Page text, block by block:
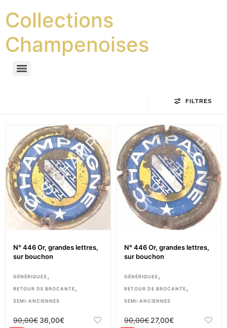
Collections
Champenoises
FILTRES
N° 446 Or, grandes lettres,
sur bouchon
GÉNÉRIQUES,
RETOUR DE BROCANTE,
SEMI-ANCIENNES
90,00€ 36,00€
N° 446 Or, grandes lettres,
sur bouchon
GÉNÉRIQUES,
RETOUR DE BROCANTE,
SEMI-ANCIENNES
90,00€ 27,00€